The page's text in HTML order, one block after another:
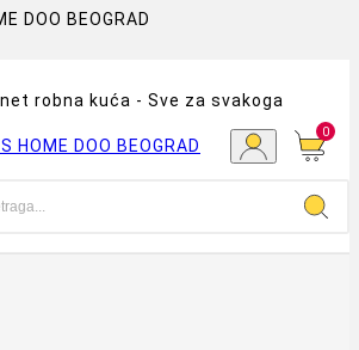
robna kuća - Sve za svakoga
0